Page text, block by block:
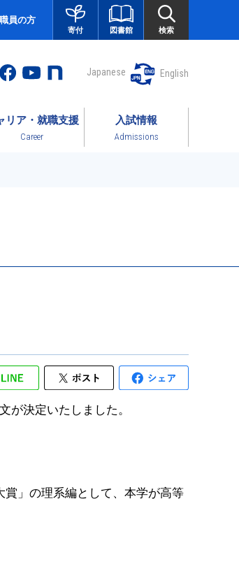
員の方
寄付 図書館 検索
Japanese English
リア・就職支援
Career
入試情報
Admissions
が決定いたしました。
賞」の理系編として、本学が高等